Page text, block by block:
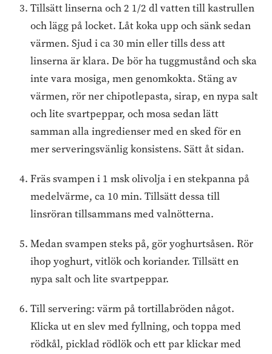
Tillsätt linserna och 2 1/2 dl vatten till kastrullen
och lägg på locket. Låt koka upp och sänk sedan
värmen. Sjud i ca 30 min eller tills dess att
linserna är klara. De bör ha tuggmustånd och ska
inte vara mosiga, men genomkokta. Stäng av
värmen, rör ner chipotlepasta, sirap, en nypa salt
och lite svartpeppar, och mosa sedan lätt
samman alla ingredienser med en sked för en
mer serveringsvänlig konsistens. Sätt åt sidan.
Fräs svampen i 1 msk olivolja i en stekpanna på
medelvärme, ca 10 min. Tillsätt dessa till
linsröran tillsammans med valnötterna.
Medan svampen steks på, gör yoghurtsåsen. Rör
ihop yoghurt, vitlök och koriander. Tillsätt en
nypa salt och lite svartpeppar.
Till servering: värm på tortillabröden något.
Klicka ut en slev med fyllning, och toppa med
rödkål, picklad rödlök och ett par klickar med